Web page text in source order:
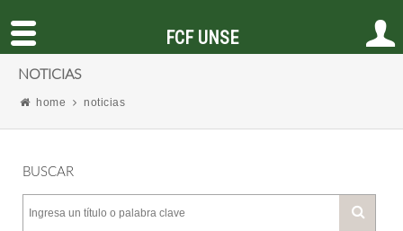
NOTICIAS
home noticias
BUSCAR
FCF UNSE